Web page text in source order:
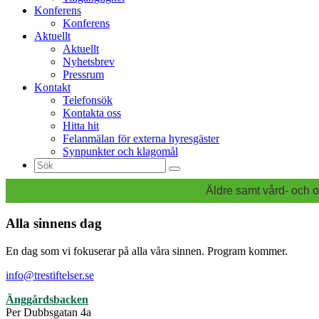
Konferens
Konferens
Aktuellt
Aktuellt
Nyhetsbrev
Pressrum
Kontakt
Telefonsök
Kontakta oss
Hitta hit
Felanmälan för externa hyresgäster
Synpunkter och klagomål
Sök
efter:
Äldre samt vård- och
Alla sinnens dag
En dag som vi fokuserar på alla våra sinnen. Program kommer.
info@trestiftelser.se
Änggårdsbacken
Per Dubbsgatan 4a